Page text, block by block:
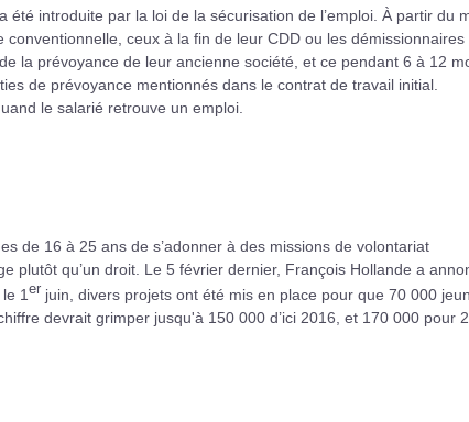
introduite par la loi de la sécurisation de l’emploi. À partir du
ceux à la fin de leur CDD ou les démissionnaires
la prévoyance de leur ancienne société, et ce pendant 6 à 12
de prévoyance mentionnés dans le contrat de travail initial.
le salarié retrouve un emploi.
de 16 à 25 ans de s’adonner à des missions de volontariat
plutôt qu’un droit. Le 5 février dernier, François Hollande a
1 er juin, divers projets ont été mis en place pour que 70 000
devrait grimper jusqu'à 150 000 d’ici 2016, et 170 000 pour